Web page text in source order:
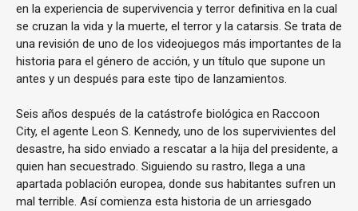
en la experiencia de supervivencia y terror definitiva en la cual
se cruzan la vida y la muerte, el terror y la catarsis. Se trata de
una revisión de uno de los videojuegos más importantes de la
historia para el género de acción, y un título que supone un
antes y un después para este tipo de lanzamientos.
Seis años después de la catástrofe biológica en Raccoon
City, el agente Leon S. Kennedy, uno de los supervivientes del
desastre, ha sido enviado a rescatar a la hija del presidente, a
quien han secuestrado. Siguiendo su rastro, llega a una
apartada población europea, donde sus habitantes sufren un
mal terrible. Así comienza esta historia de un arriesgado